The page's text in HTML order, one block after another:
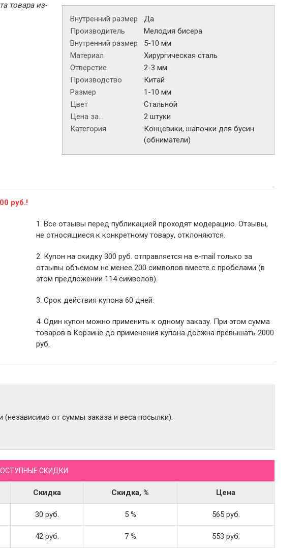
товара из-
Внутренний размер
Да
Производитель
Мелодия бисера
Внутренний размер
5-10 мм
Материал
Хирургическая сталь
Отверстие
2-3 мм
Производство
Китай
Размер
1-10 мм
Цвет
Стальной
Цена за...
2 штуки
Категория
Концевики, шапочки для бусин
(обниматели)
руб.!
1. Все отзывы перед публикацией проходят модерацию. Отзывы,
не относящиеся к конкретному товару, отклоняются.
2. Купон на скидку 300 руб. отправляется на e-mail только за
отзывы объемом не менее 200 символов вместе с пробелами (в
этом предложении 114 символов).
3. Срок действия купона 60 дней.
4. Один купон можно применить к одному заказу. При этом сумма
товаров в Корзине до применения купона должна превышать 2000
руб.
(независимо от суммы заказа и веса посылки).
СКИДКИ
Скидка Скидка, % Цена
30 руб. 5 % 565 руб.
42 руб. 7 % 553 руб.